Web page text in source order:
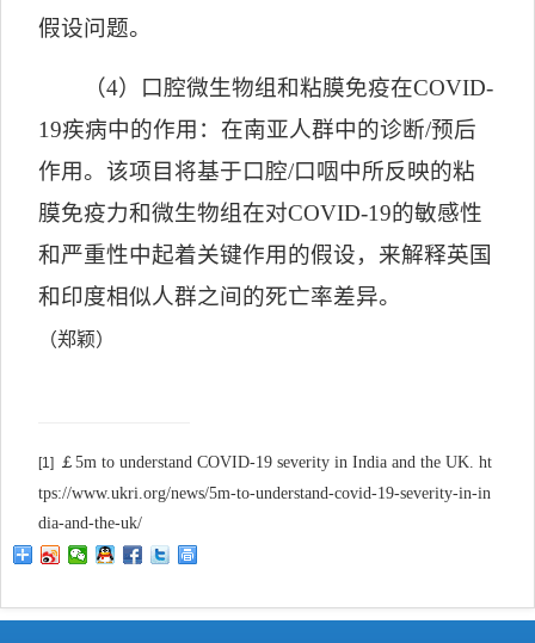
假设问题。
（4）口腔微生物组和粘膜免疫在COVID-
19疾病中的作用：在南亚人群中的诊断/预后
作用。该项目将基于口腔/口咽中所反映的粘
膜免疫力和微生物组在对COVID-19的敏感性
和严重性中起着关键作用的假设，来解释英国
和印度相似人群之间的死亡率差异。
（郑颖）
[1] ￡5m to understand COVID-19 severity in India and the UK. ht
tps://www.ukri.org/news/5m-to-understand-covid-19-severity-in-in
dia-and-the-uk/